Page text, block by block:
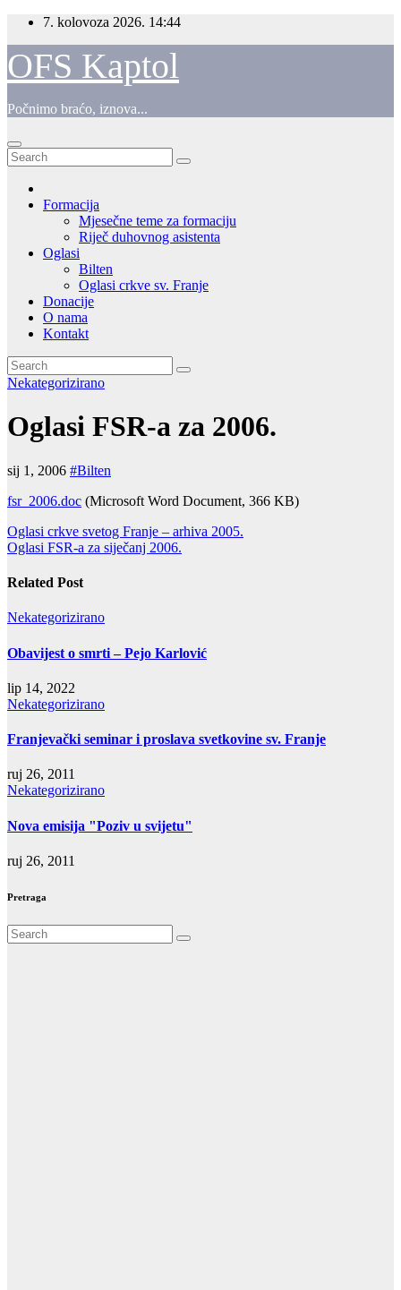
Skip
content
7. kolovoza 2026. 14:44
OFS Kaptol
Počnimo braćo, iznova...
Formacija
Mjesečne teme za formaciju
Riječ duhovnog asistenta
Oglasi
Bilten
Oglasi crkve sv. Franje
Donacije
O nama
Kontakt
Nekategorizirano
Oglasi FSR-a za 2006.
sij 1, 2006 #Bilten
fsr_2006.doc (Microsoft Word Document, 366 KB)
Navigacija
objava
Oglasi crkve svetog Franje – arhiva 2005.
Oglasi FSR-a za siječanj 2006.
Related Post
Nekategorizirano
Obavijest o smrti – Pejo Karlović
lip 14, 2022
Nekategorizirano
Franjevački seminar i proslava svetkovine sv. Franje
ruj 26, 2011
Nekategorizirano
Nova emisija "Poziv u svijetu"
ruj 26, 2011
Pretraga